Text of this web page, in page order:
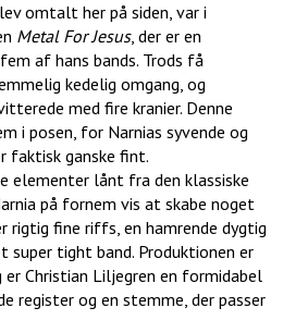
omtalt her på siden, var i
Metal For Jesus, der er en
af hans bands. Trods få
kedelig omgang, og
med fire kranier. Denne
i posen, for Narnias syvende og
faktisk ganske fint.
elementer lånt fra den klassiske
på fornem vis at skabe noget
rigtig fine riffs, en hamrende dygtig
super tight band. Produktionen er
Christian Liljegren en formidabel
register og en stemme, der passer